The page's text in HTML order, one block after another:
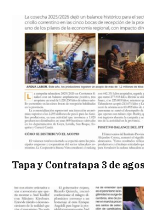
Tapa y Contratapa 3 de